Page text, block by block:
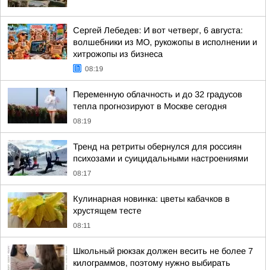
Сергей Лебедев: И вот четверг, 6 августа:
волшебники из МО, рукожопы в исполнении и
хитрожопы из бизнеса
08:19
Переменную облачность и до 32 градусов
тепла прогнозируют в Москве сегодня
08:19
Тренд на ретриты обернулся для россиян
психозами и суицидальными настроениями
08:17
Кулинарная новинка: цветы кабачков в
хрустящем тесте
08:11
Школьный рюкзак должен весить не более 7
килограммов, поэтому нужно выбирать